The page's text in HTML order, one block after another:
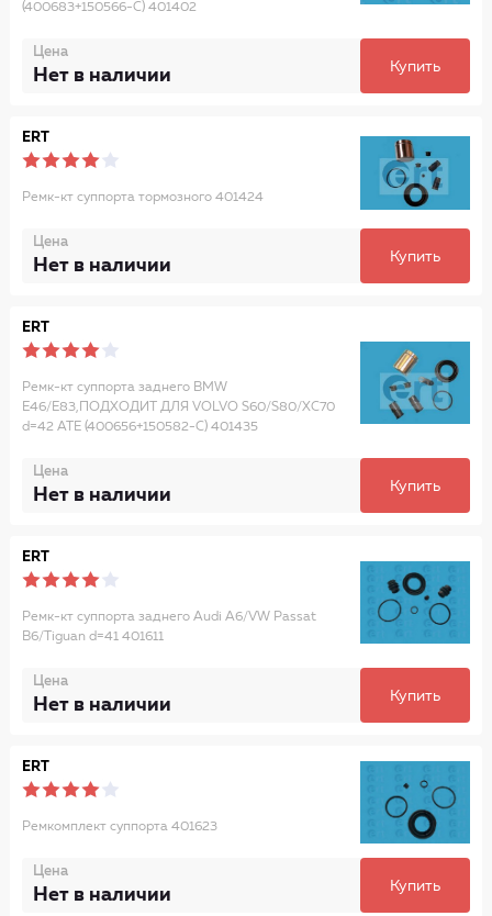
(400683+150566-C) 401402
Цена
Нет в наличии Купить
ERT
Ремк-кт суппорта тормозного 401424
Цена
Нет в наличии Купить
ERT
Ремк-кт суппорта заднего BMW
E46/E83,ПОДХОДИТ ДЛЯ VOLVO S60/S80/XC70
d=42 ATE (400656+150582-C) 401435
Цена
Нет в наличии Купить
ERT
Ремк-кт суппорта заднего Audi A6/VW Passat
B6/Tiguan d=41 401611
Цена
Нет в наличии Купить
ERT
Ремкомплект суппорта 401623
Цена
Нет в наличии Купить